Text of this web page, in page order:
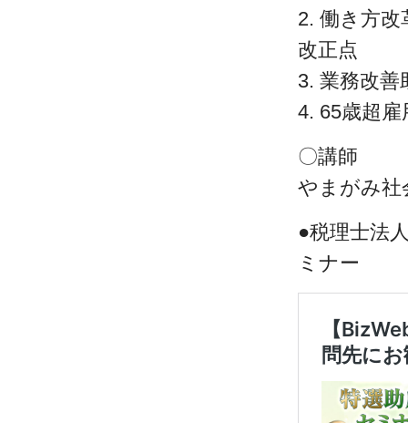
2. 働き方改
改正点
3. 業務改善
4. 65歳超
〇講師
やまがみ
●税理士法
ミナー